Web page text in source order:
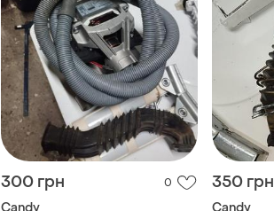
300 грн 0
Candy
350 грн
Candy